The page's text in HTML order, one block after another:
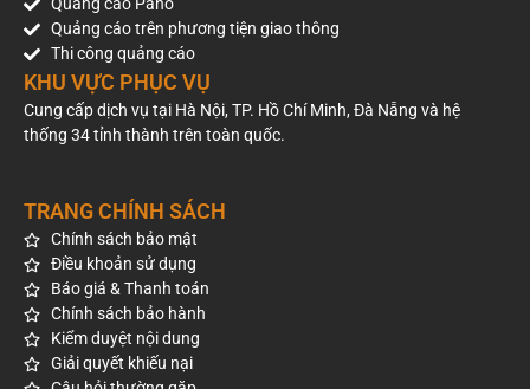
Quảng cáo trên phương tiện giao thông
Thi công quảng cáo
KHU VỰC PHỤC VỤ
Cung cấp dịch vụ tại Hà Nội, TP. Hồ Chí Minh, Đà Nẵng và hệ
thống 34 tỉnh thành trên toàn quốc.
TRANG CHÍNH SÁCH
Chính sách bảo mật
Điều khoản sử dụng
Báo giá & Thanh toán
Chính sách bảo hành
Kiểm duyệt nội dung
Giải quyết khiếu nại